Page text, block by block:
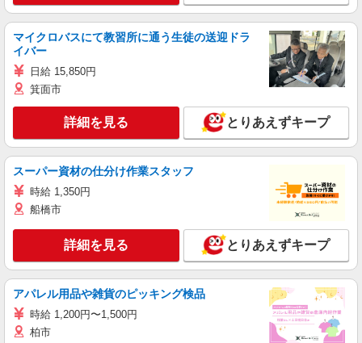
マイクロバスにて教習所に通う生徒の送迎ドラ
イバー
日給 15,850円
箕面市
詳細を見る とりあえずキープ
スーパー資材の仕分け作業スタッフ
時給 1,350円
船橋市
詳細を見る とりあえずキープ
アパレル用品や雑貨のピッキング検品
時給 1,200円〜1,500円
柏市